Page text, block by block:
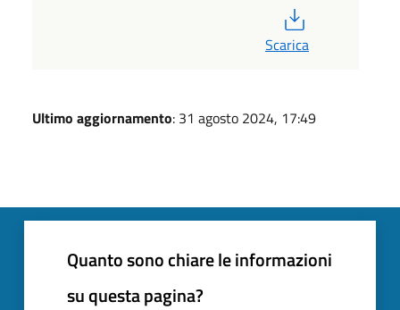
Scarica
Ultimo aggiornamento: 31 agosto 2024, 17:49
Quanto sono chiare le informazioni
su questa pagina?